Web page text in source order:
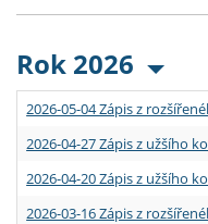
Rok 2026
2026-05-04 Zápis z
2026-04-27 Zápis z užšího
2026-04-20 Zápis z užšího
2026-03-16 Zápis z